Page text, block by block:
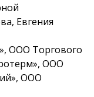
Евгения
ООО Торгового
ООО
ООО